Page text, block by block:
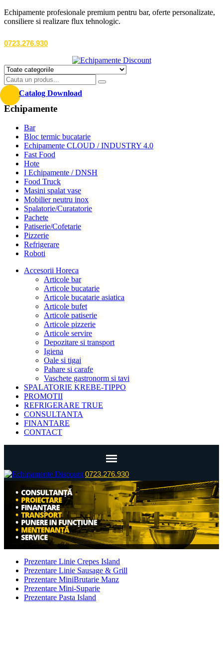
Echipamente profesionale premium pentru bar, oferte personalizate,
consiliere si realizare flux tehnologic.
0723.276.930
Catalog Download
Echipamente
Bar
Bloc termic bucatarie
Echipamente CLOUD / INDUSTRY 4.0
Fast Food
Hote
I Echipamente / DNSH
Food Truck
Masini spalat vase
Mobilier neutru inox
Spalatorie/Curatatorie
Pachete
Patiserie/Cofetarie
Pizzerie
Refrigerare
Roboti
Accesorii Horeca
Articole bar
Articole bucatarie
Articole bucatarie asiatica
Articole bufet
Articole patiserie
Articole pizzerie
Articole servire
Depozitare si transport
Igiena
Oale si tigai
Pahare si carafe
Vaschete gastronorm si tavi
SPALATORIE KREBE-TIPPO
PROMOTII
REFRIGERARE TRUE
CONSULTANTA
FINANTARE
CONTACT
0723.276.930
Prezentare Linie Crepes Island
Prezentare Linie Sausage & Grill
Prezentare MiniBrutarie Manz
Prezentare Mini-Suparie
Prezentare Pasta Island